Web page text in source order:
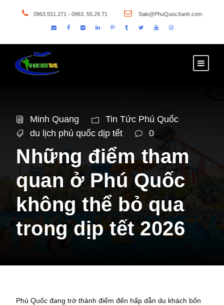
0963.551.271 - 0963. 55.29.71 Sale@PhuQuocXanh.com
Minh Quang
Tin Tức Phú Quốc
du lịch phú quốc dịp tết
0
Những điểm tham
quan ở Phú Quốc
không thể bỏ qua
trong dịp tết 2026
Phú Quốc đang trở thành điểm đến hấp dẫn du khách bốn